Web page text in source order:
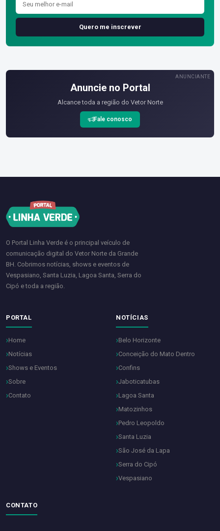
Quero me inscrever
ANUNCIANTE
Anuncie no Portal
Alcance toda a região do Vetor Norte
Fale conosco
O Portal Linha Verde é o principal veículo de
comunicação digital do Vetor Norte da Grande
BH. Cobrimos notícias, shows e eventos de
Vespasiano, Santa Luzia, Lagoa Santa, Serra do
Cipó e toda a região.
PORTAL
Home
Notícias
Shows e Eventos
Sobre
Contato
NOTÍCIAS
Belo Horizonte
Conceição do Mato Dentro
Confins
Jaboticatubas
Lagoa Santa
Matozinhos
Pedro Leopoldo
Santa Luzia
São José da Lapa
Serra do Cipó
Vespasiano
CONTATO